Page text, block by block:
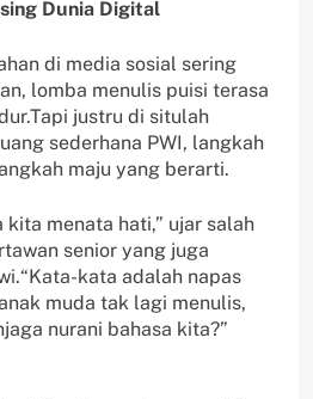
Dunia Digital
di media sosial sering
lomba menulis puisi terasa
justru di situlah
sederhana PWI, langkah
maju yang berarti.
kita menata hati,” ujar salah
senior yang juga
kata adalah napas
muda tak lagi menulis,
nurani bahasa kita?”